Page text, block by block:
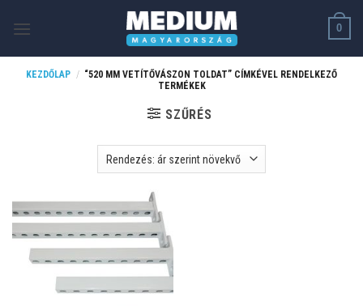
0
KEZDŐLAP / “520 MM VETÍTŐVÁSZON TOLDAT” CÍMKÉVEL RENDELKEZŐ
TERMÉKEK
SZŰRÉS